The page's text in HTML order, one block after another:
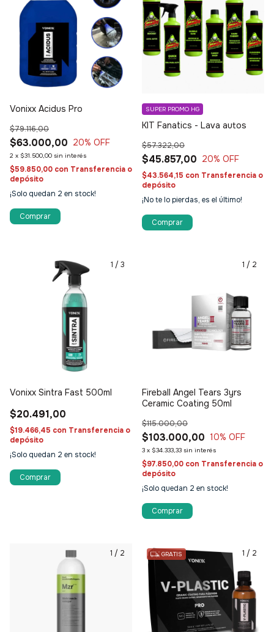
Vonixx Acidus Pro
$63.000,00
$79.116,00
20% OFF
2 x $31.500,00 sin interés
$59.850,00 con Transferencia o
depósito
¡Solo quedan 2 en stock!
Comprar
KIT Fanatics - Lava autos
$45.857,00
$57.322,00
20% OFF
SUPER PROMO HG
$43.564,15 con Transferencia o
depósito
¡No te lo pierdas, es el último!
1 / 3
Vonixx Sintra Fast 500ml
$20.491,00
$19.466,45 con Transferencia o
depósito
¡Solo quedan 2 en stock!
1 / 2
Fireball Angel Tears 3yrs
Ceramic Coating 50ml
$103.000,00
$115.000,00
10% OFF
3 x $34.333,33 sin interés
$97.850,00 con Transferencia o
depósito
¡Solo quedan 2 en stock!
1 / 2 1 / 2
GRATIS